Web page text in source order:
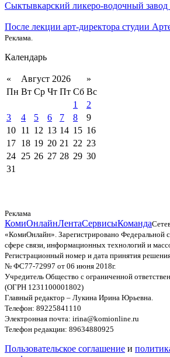
Сыктывкарский ликеро-водочный завод
После лекции арт-директора студии
Реклама.
Календарь
« Август 2026
»
Пн Вт Ср Чт Пт Сб Вс
1
2
3
4 5 6 7 8
9
10 11 12 13 14 15 16
17 18 19 20 21 22 23
24 25 26 27 28 29 30
31
Реклама
КомиОнлайнЛентаСервисыКоманда
«КомиОнлайн». Зарегистрировано Федеральной
сфере связи, информационных технологий и
Регистрационный номер и дата принятия
№ ФС77-72997 от 06 июня 2018г.
Учредитель Общество с ограниченной
(ОГРН 1231100001802)
Главный редактор – Лукина Ирина Юрьевна.
Телефон: 89225841110
Электронная почта: irina@komionline.ru
Телефон редакции: 89634880925
Пользовательское соглашение и